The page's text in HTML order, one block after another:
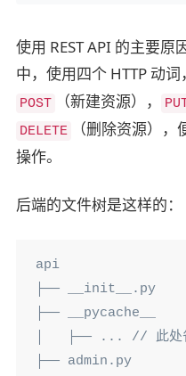
使用 REST API 的主要原
中，使用四个 HTTP 动词
POST （新建资源），
DELETE
（删除资源）
操作。
后端的文件树是这样的：
api
├── __init__.py
├── __pycache__
│   ├── ... // 此处省
├── admin.py